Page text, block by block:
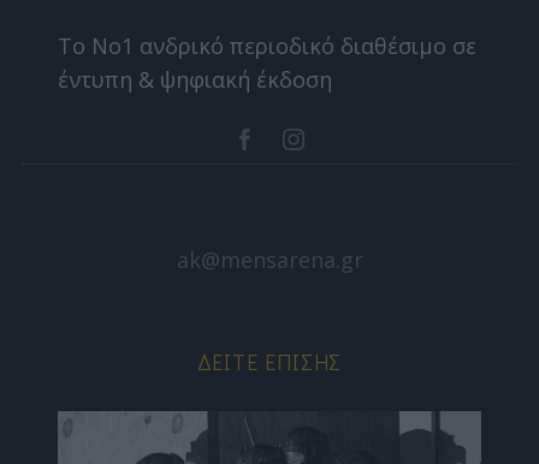
Το Nο1 ανδρικό περιοδικό διαθέσιμο σε
έντυπη & ψηφιακή έκδοση
ak@mensarena.gr
ΔΕΊΤΕ ΕΠΊΣΗΣ